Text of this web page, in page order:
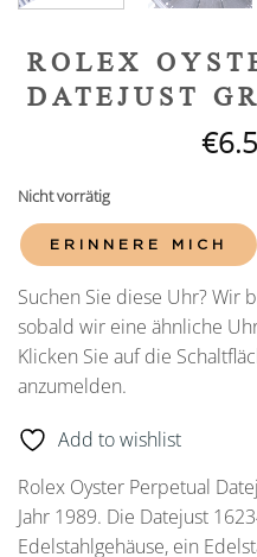
ROLEX
DATEJUST
€
Nicht vorrätig
ERINNERE MICH
Suchen Sie diese Uhr? Wir
sobald wir eine ähnliche
Klicken Sie auf die
anzumelden.
Add to wishlist
Rolex Oyster Perpetual
Jahr 1989. Die Datejust
Edelstahlgehäuse, ein